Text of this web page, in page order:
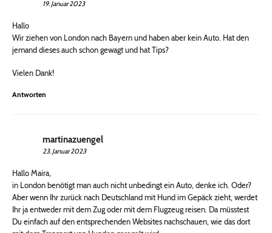
19. Januar 2023
Hallo
Wir ziehen von London nach Bayern und haben aber kein Auto. Hat den
jemand dieses auch schon gewagt und hat Tips?
Vielen Dank!
Antworten
martinazuengel
23. Januar 2023
Hallo Maira,
in London benötigt man auch nicht unbedingt ein Auto, denke ich. Oder?
Aber wenn Ihr zurück nach Deutschland mit Hund im Gepäck zieht, werdet
Ihr ja entweder mit dem Zug oder mit dem Flugzeug reisen. Da müsstest
Du einfach auf den entsprechenden Websites nachschauen, wie das dort